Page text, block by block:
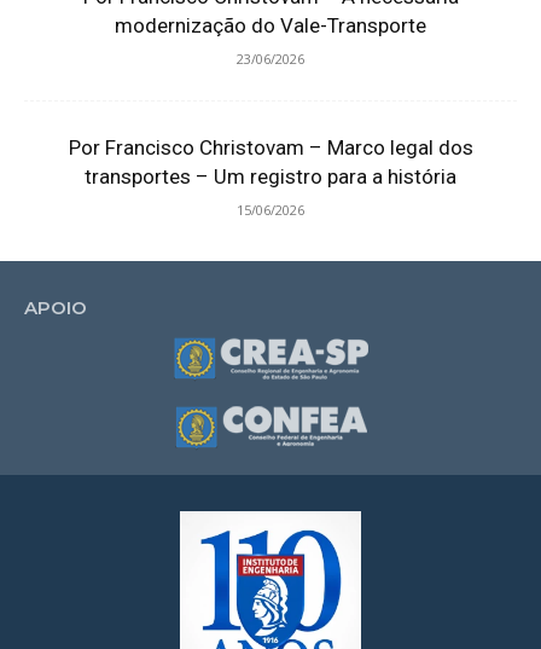
modernização do Vale-Transporte
23/06/2026
Por Francisco Christovam – Marco legal dos
transportes – Um registro para a história
15/06/2026
APOIO